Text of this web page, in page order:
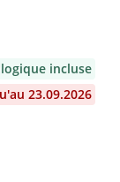
incluse
23.09.2026